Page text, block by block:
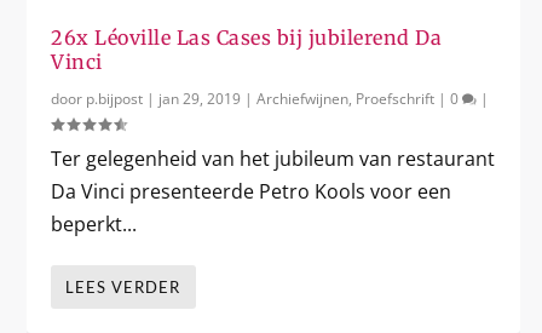
26x Léoville Las Cases bij jubilerend Da
Vinci
door p.bijpost | jan 29, 2019 |Archiefwijnen, Proefschrift |0 |
Ter gelegenheid van het jubileum van restaurant
Da Vinci presenteerde Petro Kools voor een
beperkt...
LEES VERDER